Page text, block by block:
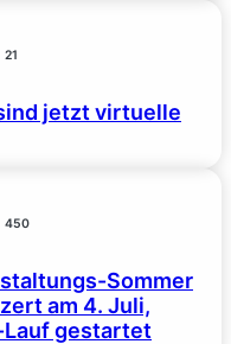
21
jetzt virtuelle
450
Sommer
am 4. Juli,
Lauf gestartet